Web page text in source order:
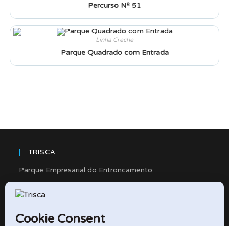
Percurso Nº 51
Linha Creche
Parque Quadrado com Entrada
TRISCA
Parque Empresarial do Entroncamento
Rua Cidade de Friedberg, Lote 4
2330-263 Entroncamento – Portugal
e-mail: didactico@trisca.pt